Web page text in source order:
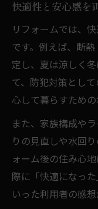
快適性と安心感を
リフォームでは、
です。例えば、断
定し、夏は涼しく
て、防犯対策とし
心して暮らすための
また、家族構成や
りの見直しや水回
ォーム後の住み心
際に「快適になっ
いった利用者の感想